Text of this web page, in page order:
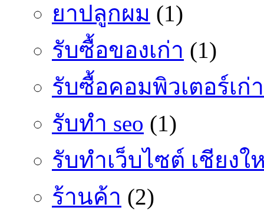
ยาปลูกผม (1)
รับซื้อของเก่า (1)
รับซื้อคอมพิวเตอร์เก่า
รับทำ seo (1)
รับทำเว็บไซต์ เชียงใ
ร้านค้า (2)